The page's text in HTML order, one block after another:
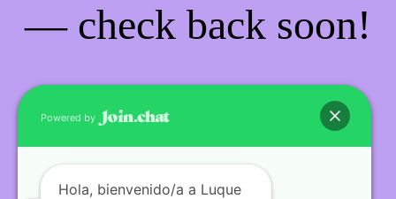
— check back soon!
Powered by
Hola, bienvenido/a a Luque